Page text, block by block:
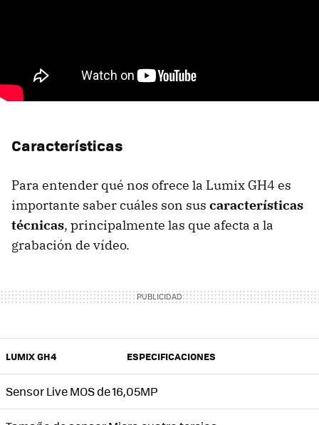
Características
Para entender qué nos ofrece la Lumix GH4 es
importante saber cuáles son sus características
técnicas, principalmente las que afecta a la
grabación de vídeo.
LUMIX GH4 ESPECIFICACIONES
Sensor Live MOS de 16,05MP